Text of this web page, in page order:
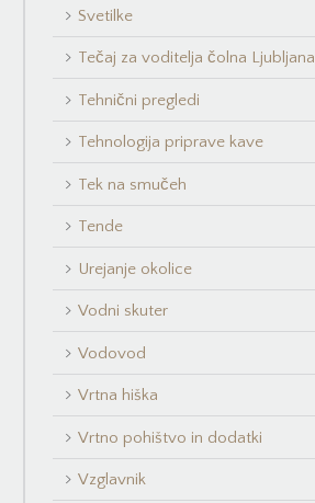
Svetilke
Tečaj za voditelja čolna Ljubljana
Tehnični pregledi
Tehnologija priprave kave
Tek na smučeh
Tende
Urejanje okolice
Vodni skuter
Vodovod
Vrtna hiška
Vrtno pohištvo in dodatki
Vzglavnik